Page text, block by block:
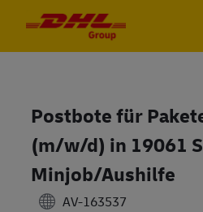
Postbote für
(m/w/d) in 19061
Minjob/Aushilfe
AV-163537